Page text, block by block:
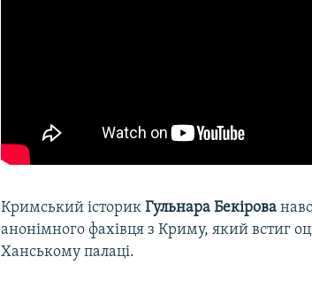
​Кримський історикГульнара Бекірова
анонімного фахівця з Криму, який встиг
Ханському палаці.